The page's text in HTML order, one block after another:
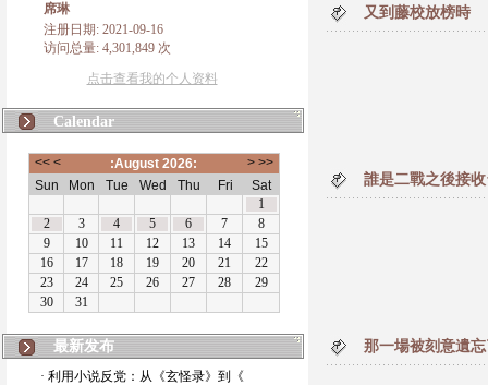
席琳
注册日期: 2021-09-16
访问总量: 4,301,849 次
点击查看我的个人资料
Calendar
最新发布
· 利用小说反党：从《玄怪录》到《
又到藤校放榜時
誰是二戰之後接
那一場被刻意遺